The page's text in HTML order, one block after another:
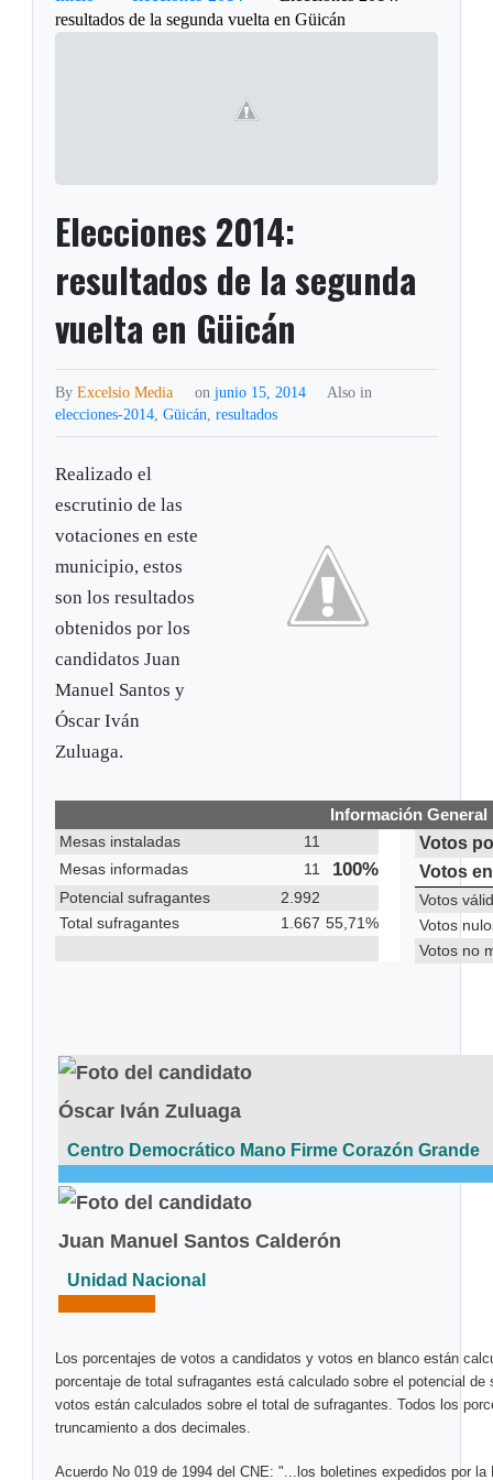
resultados de la segunda vuelta en Güicán
Elecciones 2014:
resultados de la segunda
vuelta en Güicán
ByExcelsio Media on junio 15, 2014
Also in
elecciones-2014,Güicán,resultados
Realizado el
escrutinio de las
votaciones en este
municipio, estos
son los resultados
obtenidos por los
candidatos Juan
Manuel Santos y
Óscar Iván
Zuluaga.
Información General
Mesas instaladas
11
Mesas informadas
11 100%
Potencial sufragantes
2.992
Total sufragantes
1.667 55,71%
Votos
Votos
Votos
Votos
Votos no
Óscar Iván Zuluaga
Centro Democrático Mano Firme Corazón Grande
Juan Manuel Santos Calderón
Unidad Nacional
Los porcentajes de votos a candidatos y votos en blanco están
porcentaje de total sufragantes está calculado sobre el potencial
votos están calculados sobre el total de sufragantes. Todos los
truncamiento a dos decimales.
Acuerdo No 019 de 1994 del CNE: "...los boletines expedidos por